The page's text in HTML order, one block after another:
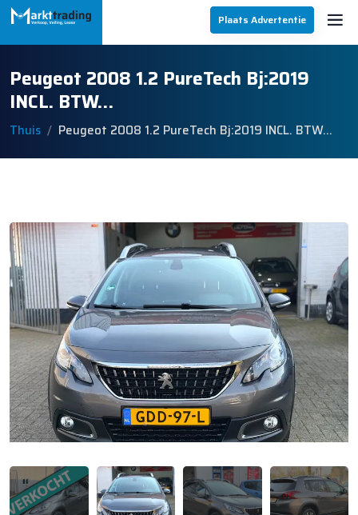
Plaats Advertentie
Peugeot 2008 1.2 PureTech Bj:2019
INCL. BTW…
Thuis Peugeot 2008 1.2 PureTech Bj:2019 INCL. BTW…